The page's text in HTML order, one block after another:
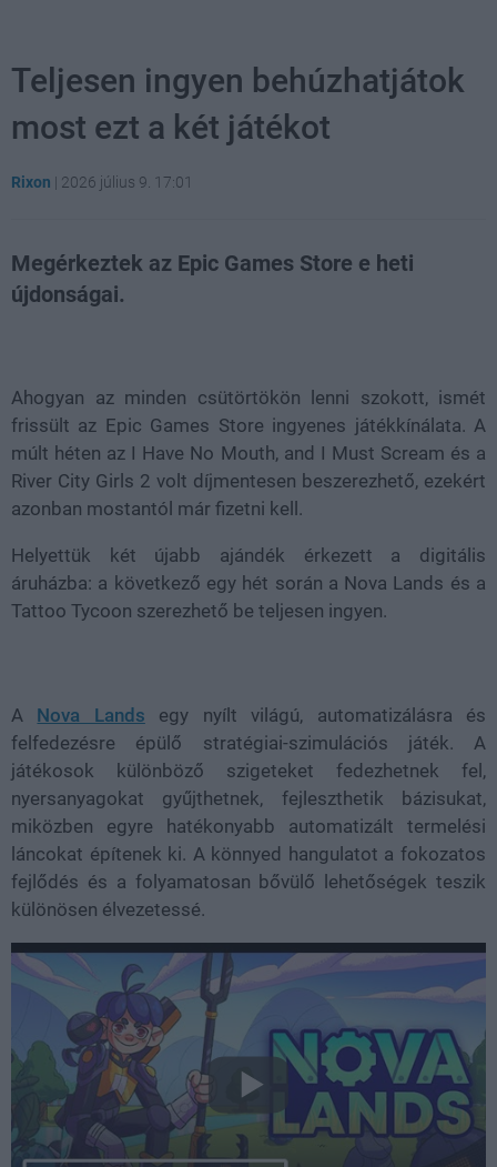
Teljesen ingyen behúzhatjátok
most ezt a két játékot
Rixon | 2026 július 9. 17:01
Megérkeztek az Epic Games Store e heti
újdonságai.
Ahogyan az minden csütörtökön lenni szokott, ismét
frissült az Epic Games Store ingyenes játékkínálata. A
múlt héten az I Have No Mouth, and I Must Scream és a
River City Girls 2 volt díjmentesen beszerezhető, ezekért
azonban mostantól már fizetni kell.
Helyettük két újabb ajándék érkezett a digitális
áruházba: a következő egy hét során a Nova Lands és a
Tattoo Tycoon szerezhető be teljesen ingyen.
A Nova Lands egy nyílt világú, automatizálásra és
felfedezésre épülő stratégiai-szimulációs játék. A
játékosok különböző szigeteket fedezhetnek fel,
nyersanyagokat gyűjthetnek, fejleszthetik bázisukat,
miközben egyre hatékonyabb automatizált termelési
láncokat építenek ki. A könnyed hangulatot a fokozatos
fejlődés és a folyamatosan bővülő lehetőségek teszik
különösen élvezetessé.